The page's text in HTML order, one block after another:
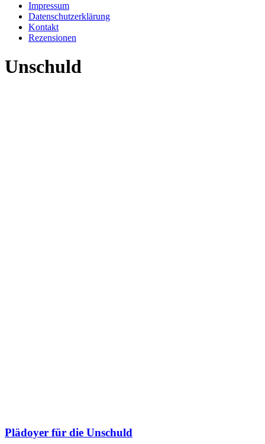
Impressum
Datenschutzerklärung
Kontakt
Rezensionen
Unschuld
Plädoyer für die Unschuld